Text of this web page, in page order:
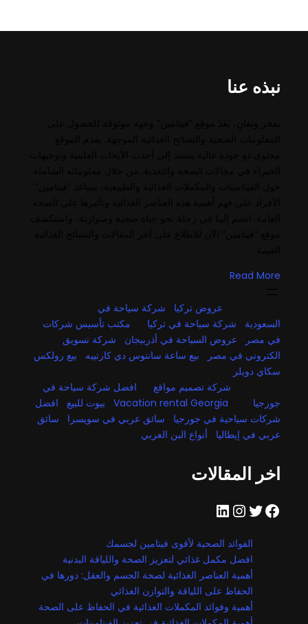
نبذه عنا
Read More
عروض تركيا
شركة سياحة في
السعودية
شركة سياحة في تركيا
مكتب تأسيس شركات
في مصر
عروض السياحة في أذربيجان
شركة تسويق
الكتروني في مصر
بيع ساعة سانتوس دي كارتييه
بيع رولكس
سكاي دويلر
شركة تصميم مواقع
افضل شركة سياحة في
جورجيا
Vacation rental Georgia بيوت للبيع
افضل
شركات سياحية في جورجيا
سائق عربي في سويسرا
سائق
عربي في إيطاليا
أنواع البن العربي
اخر المقالات
فيسبوك تويتر إنستجرام لينكد إن
الفوائد الصحية لأقوى فيتامين لجسمك
افضل مكمل غذائي لتعزيز الصحة واللياقة البدنية
أهمية العناصر الغذائية لصحة الجسم والعقل: دورها في
الحفاظ على اللياقة والتوازن الغذائي
أهمية وفوائد المكملات الغذائية في الحفاظ على الصحة